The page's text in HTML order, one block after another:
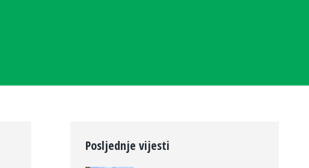
Posljednje vijesti